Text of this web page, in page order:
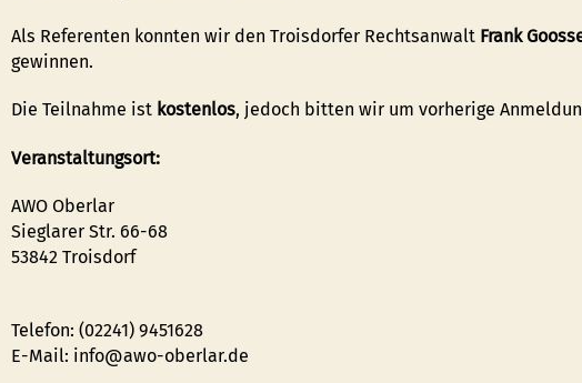
Als Referenten konnten wir den Troisdorfer Rechtsanwalt Frank
gewinnen.
Die Teilnahme ist kostenlos, jedoch bitten wir um vorherige
Veranstaltungsort:
AWO Oberlar
Sieglarer Str. 66-68
53842 Troisdorf
Telefon: (02241) 9451628
E-Mail: info@awo-oberlar.de